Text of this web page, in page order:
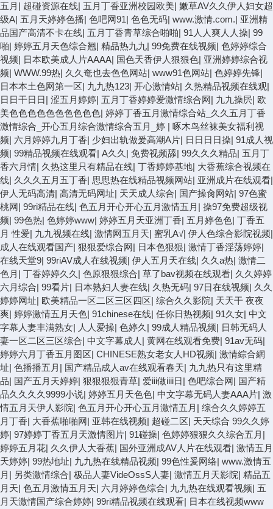
五月 | 超碰资源在线| 五月丁香亚洲校园欧美| 嫩草AV久久伊人妇女超
级A| 五月天婷婷色播| 色吧网91| 色色无码| www.激情.com.| 亚洲精
品国产高清不卡在线| 五月丁香青草综合啪啪| 91人人爽人人操| 99
啪| 婷婷五月天色综合翘| 精品热九九| 99免费在线视频| 色婷婷综合
视频| 日本欧美成人片AAAA| 国色天香伊人狠狠色| 亚洲婷婷综合视
频| WWW.99热| 久久奄也去色色网站| www91色网站| 色婷婷先锋|
日本本土色网第一区| 九九热123| 开心激情站| 久热精品视频在线观|
日日干日日| 涩五月婷婷| 五月丁香婷婷爱激情综合网| 九九操屄| 欧
美色色色色色色色色色色| 婷婷丁香五月激情综合站_久久五月丁香
激情综合_开心五月综合激情综合五月_婷 | 啄木鸟丝袜美女福利视
频| 六月婷婷九月丁香| 少妇出轨做爰高潮A片| 日日日日操| 91成人视
频| 99精品视频在线观看| A久久 | 免费视频舔| 99久久久精品| 五月丁
香六月情| 久热这里只有精品在线| 丁香婷婷基地| 大香蕉综合视频在
线| 久久久五月五丁香| 思思热在线精品视频网站| 亚洲成片在线观看|
伊人无码高清| 高清无码网址| 天天成人综合| 国产操肏网站| 97色蜜
桃网| 99ri精品在线| 色五月开心开心五月激情五月 | 操97免费超级视
频| 99色热| 色婷婷www| 婷婷五月天亚洲丁香| 五月婷色色| 丁香五
月 性爱| 九九视频在线| 激情网五月天| 蜜乳A√| 伊人色综合影院视频|
成人在线观看国产| 狠狠爱综合网| 日本色狠狠| 激情丁香淫荡婷婷|
在线天堂9| 99riAV成人在线视频| 伊人五月天在线| 久久a热| 激情二
色月 | 丁香婷婷久久 | 色原狠狠综合| 草了bav视频在线观看| 久久婷婷
六月综合| 99看片| 日本熟妇人妻在线| 久热无码| 97日在线视频| 久久
婷婷网址| 欧美精品一区二区三区四区| 综合久久影院| 天天干 夜夜
爽| 婷婷激情五月天色| 91chinese在线| 任你日热视频| 91久女| 中文
字幕人妻丰满熟女| 人人爱操| 色婷久 | 99成人精品视频| 日韩无码人
妻一区二区三区综合| 中文字幕成人 | 黄网在线观看免费| 91av无码|
婷婷六月丁香五月图区| CHINESE熟女老女人HD视频| 激情綜合網
址| 色播播五月 | 国产精品成人av在线观看春天| 九九热只有这里精
品| 国产五月天婷婷| 狠狠狠狠青草| 爱iii做iiii日| 色吧综合网| 国产精
品久久久久9999小说| 婷婷五月天色色| 中文字幕无码人妻AAA片| 激
情五月天伊人影院| 色五月开心开心五月激情五月 | 综合久久婷婷五
月丁香| 大香蕉啪啪网| 亚韩在线视频| 超碰二区| 天天综合 99久久婷
婷| 97婷婷丁香五月天激情图片| 91碰操| 色婷婷狠狠久久综合五月 |
婷婷五月花| 久久伊人大香蕉| 国外亚洲成AV人片在线观看| 激情五月
天婷婷| 99热地址| 九九热在线精品视频| 99色性爰网络| www.激情五
月 | 另类激情综合| 极品人妻VideOssS人妻| 激情五月天影院| 精品五
月天| 色五月激情五月天| 六月婷婷色综合| 九九热在线观看视频| 五
月天激情国产综合婷婷| 99ri精品视频在线观看| 日本在线视频www